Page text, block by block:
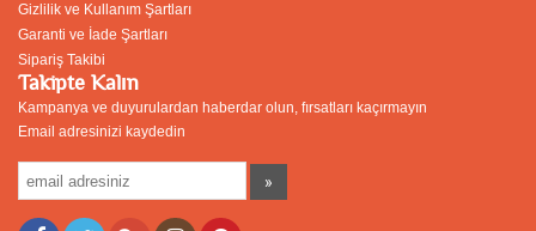
Gizlilik ve Kullanım Şartları
Garanti ve İade Şartları
Sipariş Takibi
Takipte Kalın
Kampanya ve duyurulardan haberdar olun, fırsatları kaçırmayın
Email adresinizi kaydedin